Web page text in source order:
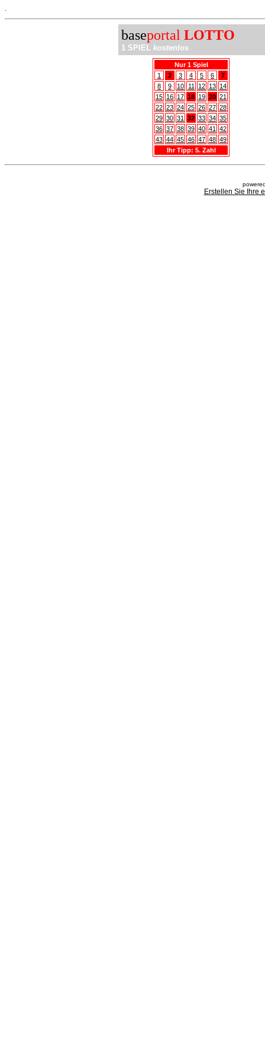
baseportal LOTTO
1 SPIEL kostenlos
Nur 1 Spiel
1
2 3 4 5 6
7
8
9 10 11 12 13 14
15 16 17 18 19 20 21
22 23 24 25 26 27 28
29 30 31 32 33 34 35
36 37 38 39 40 41
42
43 44 45 46 47 48 49
Ihr Tipp: 5. Zahl
Erstellen Sie Ihre